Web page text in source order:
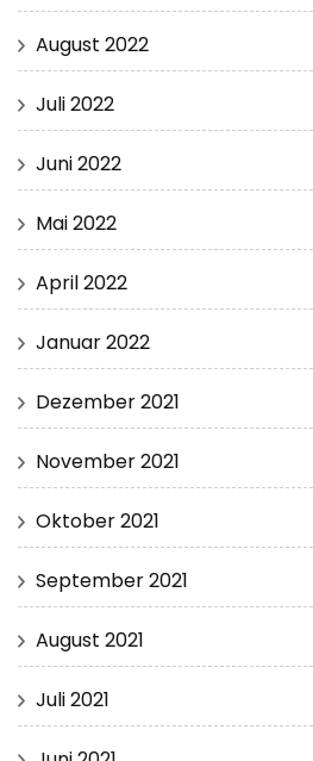
August 2022
Juli 2022
Juni 2022
Mai 2022
April 2022
Januar 2022
Dezember 2021
November 2021
Oktober 2021
September 2021
August 2021
Juli 2021